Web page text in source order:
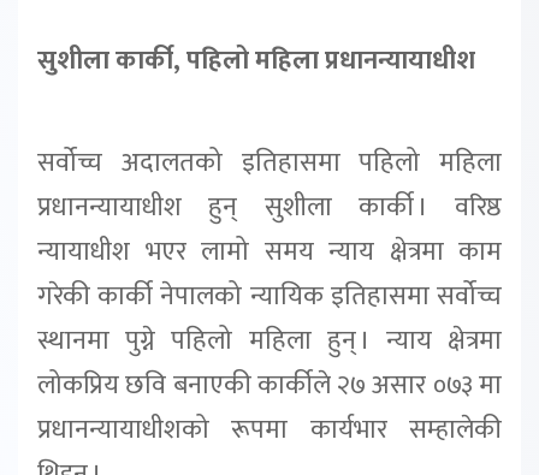
सुशीला कार्की, पहिलो महिला प्रधानन्यायाधीश
सर्वोच्च अदालतको इतिहासमा पहिलो महिला
प्रधानन्यायाधीश हुन् सुशीला कार्की । वरिष्ठ
न्यायाधीश भएर लामो समय न्याय क्षेत्रमा काम
गरेकी कार्की नेपालको न्यायिक इतिहासमा सर्वोच्च
स्थानमा पुग्ने पहिलो महिला हुन् । न्याय क्षेत्रमा
लोकप्रिय छवि बनाएकी कार्कीले २७ असार ०७३ मा
प्रधानन्यायाधीशको रूपमा कार्यभार सम्हालेकी